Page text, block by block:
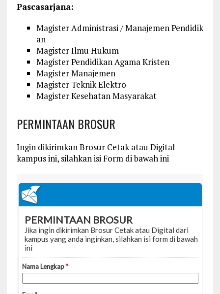
Pascasarjana:
Magister Administrasi /Manajemen Pendidik
an
MagisterIlmu Hukum
MagisterPendidikan Agama Kristen
MagisterManajemen
Magister TeknikElektro
MagisterKesehatan Masyarakat
PERMINTAAN BROSUR
Ingin dikirimkan Brosur Cetak atau Digital
kampus ini, silahkan isi Form di bawah ini